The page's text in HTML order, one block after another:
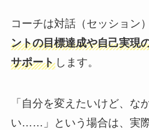
コーチは対話（セッション
ントの目標達成や自己実現
サポートします。
「自分を変えたいけど、な
い……」という場合は、実